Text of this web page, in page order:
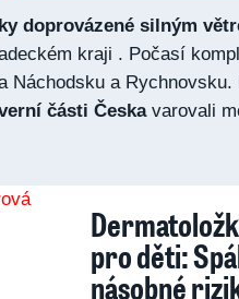
doprovázené silným
kraji . Počasí
Náchodsku a Rychnovsku.
části Českavarovali
pro děti:
násobné